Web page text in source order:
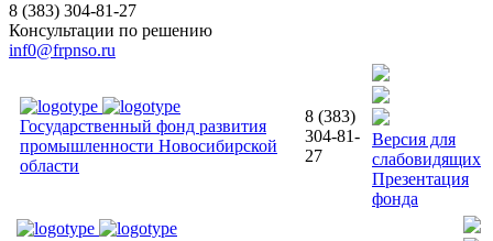
8 (383) 304-81-27
Консультации по решению
inf0@frpnso.ru
Государственный фонд развития
промышленности Новосибирской
области
8 (383)
304-81-
27
Версия для
слабовидящих
Презентация
фонда